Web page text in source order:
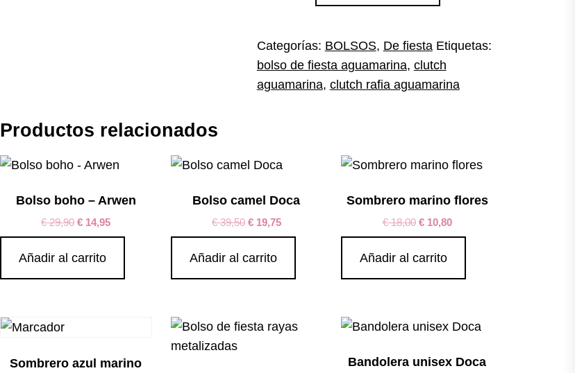
cantidad
Categorías: BOLSOS, De fiesta Etiquetas:
bolso de fiesta aguamarina, clutch
aguamarina, clutch rafia aguamarina
Productos relacionados
Bolso boho – Arwen
€29,90 € 14,95
Añadir al carrito
Bolso camel Doca
€39,50 €19,75
Añadir al carrito
Sombrero marino flores
€18,00 €10,80
Añadir al carrito
Sombrero azul marino Bandolera unisex Doca